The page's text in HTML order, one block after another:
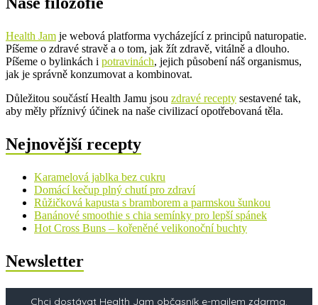
Health Jam je webová platforma vycházející z principů naturopatie.
Píšeme o zdravé stravě a o tom, jak žít zdravě, vitálně a dlouho.
Píšeme o bylinkách i potravinách, jejich působení náš organismus,
jak je správně konzumovat a kombinovat.
Důležitou součástí Health Jamu jsou zdravé recepty sestavené tak,
aby měly příznivý účinek na naše civilizací opotřebovaná těla.
Nejnovější recepty
Karamelová jablka bez cukru
Domácí kečup plný chutí pro zdraví
Růžičková kapusta s bramborem a parmskou šunkou
Banánové smoothie s chia semínky pro lepší spánek
Hot Cross Buns – kořeněné velikonoční buchty
Newsletter
Chci dostávat Health Jam občasník e-mailem zdarma.